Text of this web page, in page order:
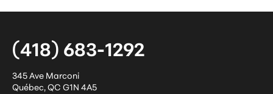
(418) 683-1292
345 Ave Marconi
Québec,QC G1N 4A5